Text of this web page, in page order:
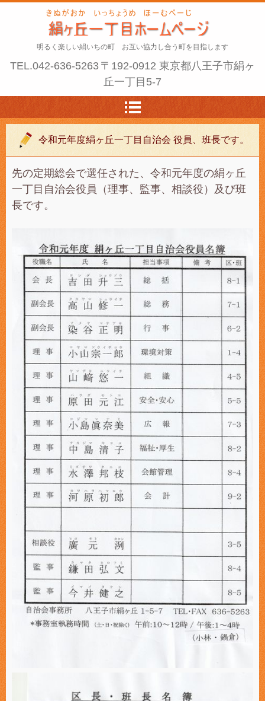
明るく楽しい絹いちの町 お互い協力し合う町を目指します
TEL.042-636-5263 〒192-0912 東京都八王子市絹ヶ
丘一丁目5-7
令和元年度絹ヶ丘一丁目自治会 役員、班長です。
先の定期総会で選任された、令和元年度の絹ヶ丘
一丁目自治会役員（理事、監事、相談役）及び班
長です。